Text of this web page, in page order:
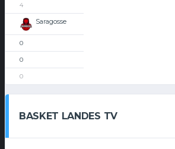
4
Saragosse
0
0
0
BASKET LANDES TV